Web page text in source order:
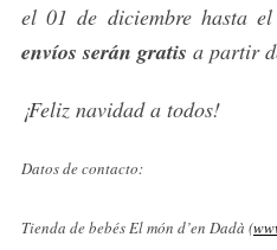
el 01 de diciembre hasta
envíos serán gratis a partir
¡Feliz navidad a todos!
Datos de contacto:
Tienda de bebés El món d’en Dadà (